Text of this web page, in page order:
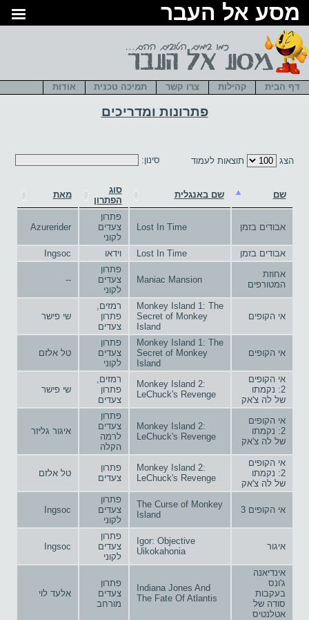
פתרונות ומדריכים
הצג תוצאות לעמוד סינון:
שם שם באנגלית
סוג
הפתרון
מאת
אבודים בזמן Lost In Time
פתרון
צעדים
לקוני
Azurerider
אבודים בזמן Lost In Time וידאו
Ingsoc
אחוזת
המטורפים
Maniac Mansion
פתרון
צעדים
לקוני
--
אי הקופים
Monkey Island 1: The
Secret of Monkey
Island
רמזים,
פתרון
צעדים
שי פישר
אי הקופים
Monkey Island 1: The
Secret of Monkey
Island
פתרון
צעדים
לקוני
טל אלזם
אי הקופים
2: נקמתו
של לה צ'אק
Monkey Island 2:
LeChuck's Revenge
רמזים,
פתרון
צעדים
שי פישר
אי הקופים
2: נקמתו
של לה צ'אק
Monkey Island 2:
LeChuck's Revenge
פתרון
צעדים
לרמה
הקלה
איגור גליזר
אי הקופים
2: נקמתו
של לה צ'אק
Monkey Island 2:
LeChuck's Revenge
פתרון
צעדים
טל אלזם
אי הקופים 3
The Curse of Monkey
Island
פתרון
צעדים
לקוני
Ingsoc
איגור
Igor: Objective
Uikokahonia
פתרון
צעדים
לקוני
Ingsoc
אינדיאנה
ג'ונס
בעקבות
סודה של
אטלנטיס
Indiana Jones And
The Fate Of Atlantis
פתרון
צעדים
מורחב
אלעד לוי
אל העבר
דף הבית קהילות צרו קשר תמיכה טכנית אודות